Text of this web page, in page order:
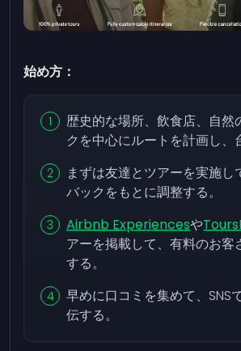
始め方：
歴史的な場所、飲食店、自然
クを中心にルートを計画し、
まずは友達とツアーを実施し
バックをもとに調整する。
Airbnb Experiencesや
アーを掲載して、有料のお客
する。
早めに口コミを集めて、SNS
伝する。